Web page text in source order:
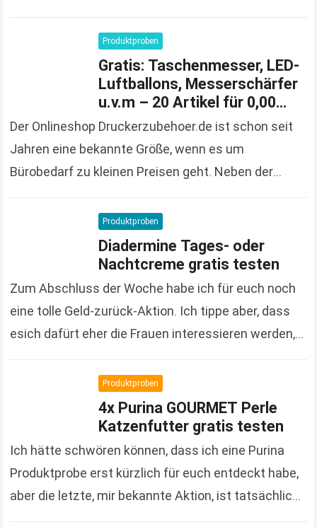
solange der Vorrat reicht und 100%…
Produktproben
Gratis: Taschenmesser, LED-
Luftballons, Messerschärfer
u.v.m – 20 Artikel für 0,00
Euro bestellen
Der Onlineshop Druckerzubehoer.de ist schon seit
Jahren eine bekannte Größe, wenn es um
Bürobedarf zu kleinen Preisen geht. Neben der
Onlineshop auch immer wieder…
Produktproben
Diadermine Tages- oder
Nachtcreme gratis testen
Zum Abschluss der Woche habe ich für euch noch
eine tolle Geld-zurück-Aktion. Ich tippe aber, dass
esich dafürt eher die Frauen interessieren werden,
Produktproben
4x Purina GOURMET Perle
Katzenfutter gratis testen
Ich hätte schwören können, dass ich eine Purina
Produktprobe erst kürzlich für euch entdeckt habe,
aber die letzte, mir bekannte Aktion, ist tatsächlich